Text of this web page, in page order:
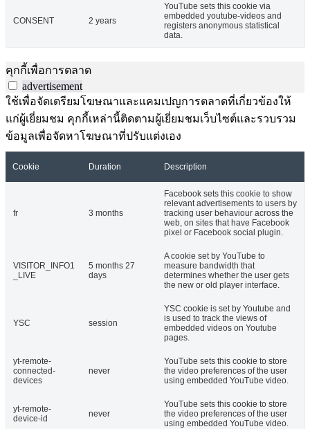
CONSENT 2 years
YouTube sets this cookie via
embedded youtube-videos and
registers anonymous statistical
data.
คุกกี้เพื่อการตลาด
advertisement
ใช้เพื่อจัดเตรียมโฆษณาและแคมเปญการตลาดที่เกี่ยวข้องให้
แก่ผู้เยี่ยมชม คุกกี้เหล่านี้ติดตามผู้เยี่ยมชมเว็บไซต์และรวบรวม
ข้อมูลเพื่อจัดหาโฆษณาที่ปรับแต่งเอง
Cookie Duration Description
fr 3 months
Facebook sets this cookie to show
relevant advertisements to users by
tracking user behaviour across the
web, on sites that have Facebook
pixel or Facebook social plugin.
VISITOR_INFO1
_LIVE
5 months 27
days
A cookie set by YouTube to
measure bandwidth that
determines whether the user gets
the new or old player interface.
YSC session
YSC cookie is set by Youtube and
is used to track the views of
embedded videos on Youtube
pages.
yt-remote-
connected-
devices
never
YouTube sets this cookie to store
the video preferences of the user
using embedded YouTube video.
yt-remote-
device-id
never
YouTube sets this cookie to store
the video preferences of the user
using embedded YouTube video.